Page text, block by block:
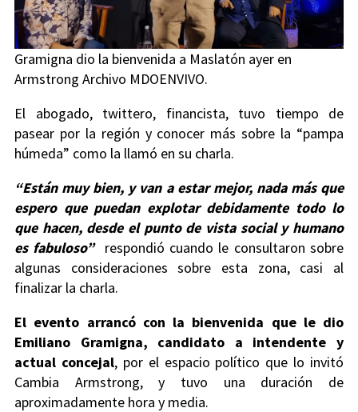
Gramigna dio la bienvenida a Maslatón ayer en
Armstrong Archivo MDOENVIVO.
El abogado, twittero, financista, tuvo tiempo de
pasear por la región y conocer más sobre la “pampa
húmeda” como la llamó en su charla.
“Están muy bien, y van a estar mejor, nada más que
espero que puedan explotar debidamente todo lo
que hacen, desde el punto de vista social y humano
es fabuloso”respondió cuando le consultaron sobre
algunas consideraciones sobre esta zona, casi al
finalizar la charla.
El evento arrancó con la bienvenida que le dio
Emiliano Gramigna, candidato a intendente y
actual concejal, por el espacio político que lo invitó
Cambia Armstrong, y tuvo una duración de
aproximadamente hora y media.